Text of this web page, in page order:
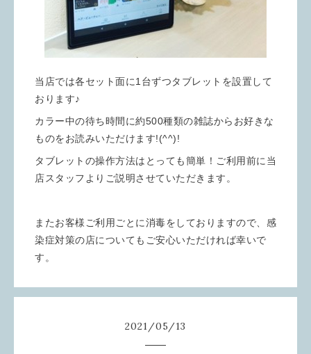
当店では各セット面に1台ずつタブレットを設置して
おります♪
カラー中の待ち時間に約500種類の雑誌からお好きな
ものをお読みいただけます!(^^)!
タブレットの操作方法はとっても簡単！ご利用前に当
店スタッフよりご説明させていただきます。
またお客様ご利用ごとに消毒をしておりますので、感
染症対策の店についてもご安心いただければ幸いで
す。
2021/05/13